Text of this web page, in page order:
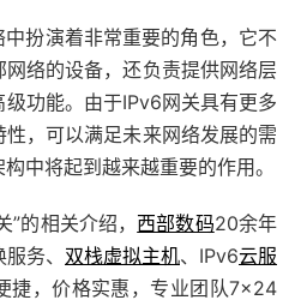
扮演着非常重要的角色，它不
络的设备，还负责提供网络层
功能。由于IPv6网关具有更多
，可以满足未来网络发展的需
中将起到越来越重要的作用。
的相关介绍， 西部数码20余年
服务、 双栈虚拟主机、IPv6云服
捷，价格实惠，专业团队7×24